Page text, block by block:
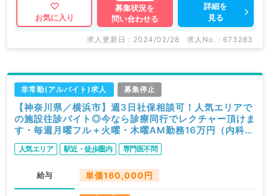
お気に入り
募集状況を
問い合わせる
詳細を
見る
求人更新日 : 2024/02/28 求人No. : 673283
非常勤(アルバイト)求人 募集停止
【神奈川県／横浜市】週3日社保相談可！人気エリアで
の施設往診バイト◎今なら診療同行でレクチャー頂けま
す・毎週月曜フル＋火曜・木曜AM勤務16万円（内科系
／非常勤）
人気エリア 駅近・徒歩圏内 専門医不問
給与 単価160,000円